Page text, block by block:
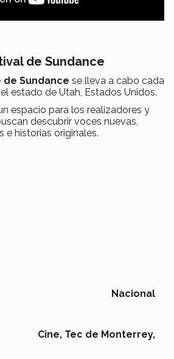
de Sundance
de Sundance se lleva a cabo cada
estado de Utah, Estados Unidos.
espacio para los realizadores y
descubrir voces nuevas,
e historias originales.
Nacional
Cine, Tec de Monterrey,